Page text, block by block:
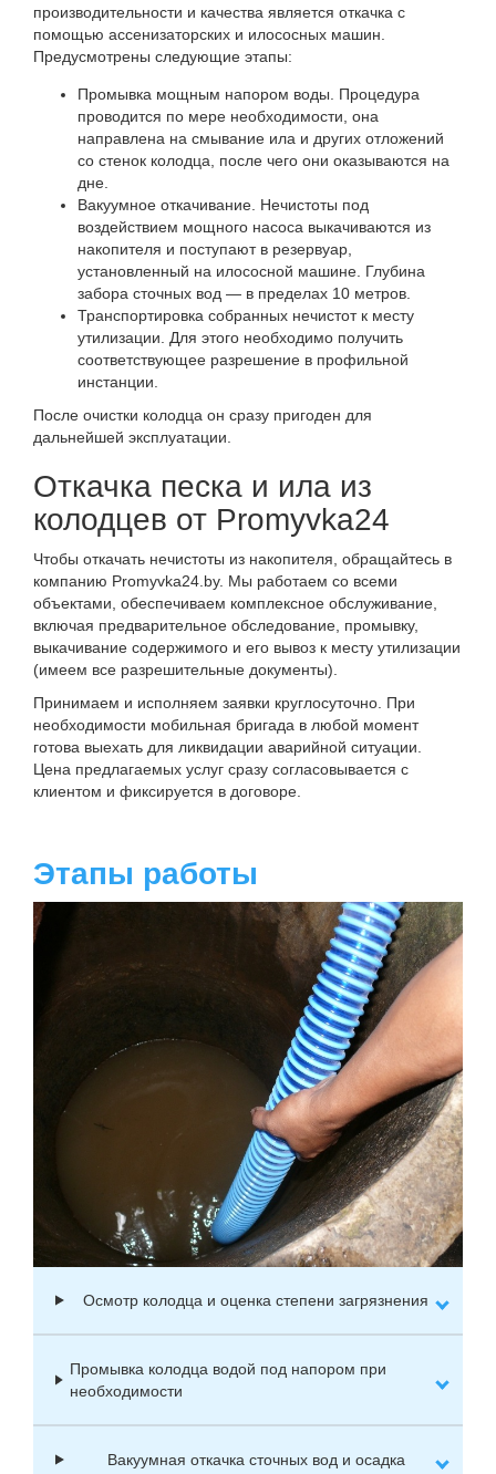
производительности и качества является откачка с
помощью ассенизаторских и илососных машин.
Предусмотрены следующие этапы:
Промывка мощным напором воды. Процедура
проводится по мере необходимости, она
направлена на смывание ила и других отложений
со стенок колодца, после чего они оказываются на
дне.
Вакуумное откачивание. Нечистоты под
воздействием мощного насоса выкачиваются из
накопителя и поступают в резервуар,
установленный на илососной машине. Глубина
забора сточных вод — в пределах 10 метров.
Транспортировка собранных нечистот к месту
утилизации. Для этого необходимо получить
соответствующее разрешение в профильной
инстанции.
После очистки колодца он сразу пригоден для
дальнейшей эксплуатации.
Откачка песка и ила из
колодцев от Promyvka24
Чтобы откачать нечистоты из накопителя, обращайтесь в
компанию Promyvka24.by. Мы работаем со всеми
объектами, обеспечиваем комплексное обслуживание,
включая предварительное обследование, промывку,
выкачивание содержимого и его вывоз к месту утилизации
(имеем все разрешительные документы).
Принимаем и исполняем заявки круглосуточно. При
необходимости мобильная бригада в любой момент
готова выехать для ликвидации аварийной ситуации.
Цена предлагаемых услуг сразу согласовывается с
клиентом и фиксируется в договоре.
Этапы работы
Осмотр колодца и оценка степени загрязнения
Промывка колодца водой под напором при
необходимости
Вакуумная откачка сточных вод и осадка